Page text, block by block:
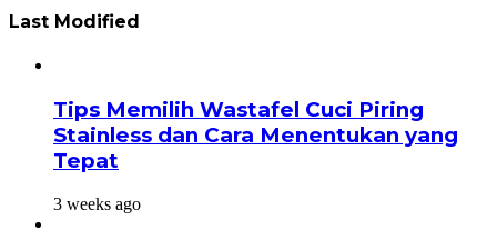
Last Modified
Tips Memilih Wastafel Cuci Piring
Stainless dan Cara Menentukan yang
Tepat
3 weeks ago